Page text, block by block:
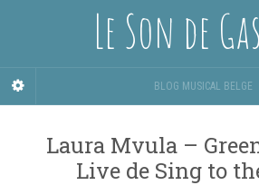
Le Son de
BLOG MUSICAL BELGE
Laura Mvula –
Live de Sing to